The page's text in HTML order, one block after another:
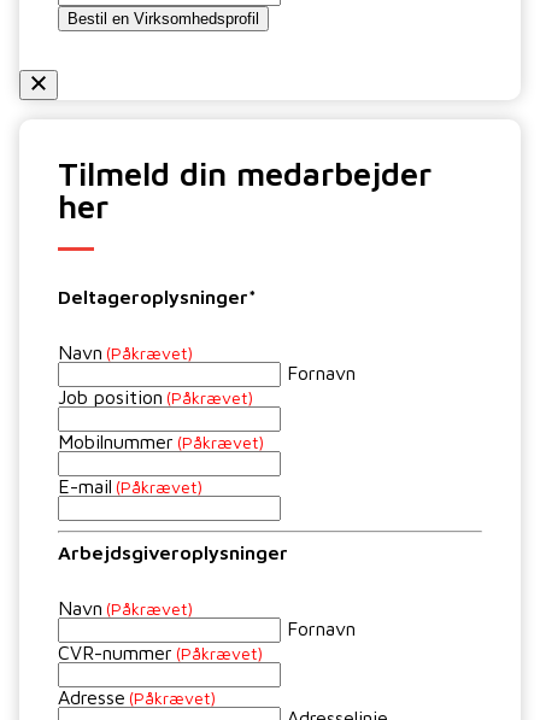
Bestil en Virksomhedsprofil
Tilmeld din medarbejder
her
Deltageroplysninger*
Navn (Påkrævet)
Fornavn
Job position (Påkrævet)
Mobilnummer (Påkrævet)
E-mail (Påkrævet)
Arbejdsgiveroplysninger
Navn (Påkrævet)
Fornavn
CVR-nummer (Påkrævet)
Adresse (Påkrævet)